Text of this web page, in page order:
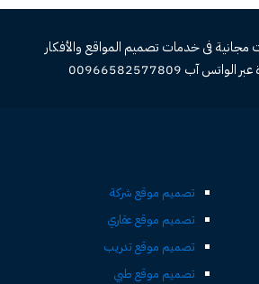
مجانية فى خدمات تصميم المواقع والأفكار
آب 00966582577809
تصميم موقع شركة
تصميم موقع عقاري
تصميم موقع تدريب
تصميم موقع طبي